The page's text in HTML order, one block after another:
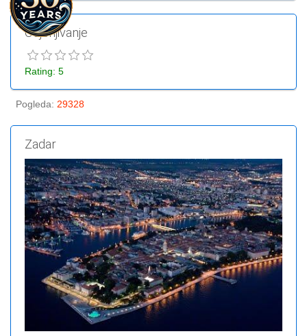
Ocjenjivanje
Rating: 5
Pogleda: 29328
Zadar